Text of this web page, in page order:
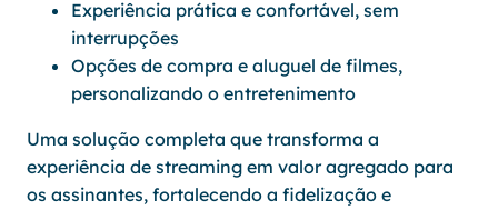
Experiência prática e confortável, sem
interrupções
Opções de compra e aluguel de filmes,
personalizando o entretenimento
Uma solução completa que transforma a
experiência de streaming em valor agregado para
os assinantes, fortalecendo a fidelização e